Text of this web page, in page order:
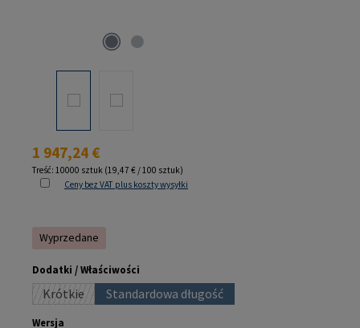
Cena regularna:
1 947,24 €
Treść: 10000 sztuk (19,47 € / 100 sztuk)
Ceny bez VAT plus koszty wysyłki
Wyprzedane
Wybierz
Dodatki / Właściwości
Krótkie(Ta opcja jest obecnie niedostępna.)
Standardowa długość(Ta opcja jest obecnie niedostępna.)
Wybierz
Wersja